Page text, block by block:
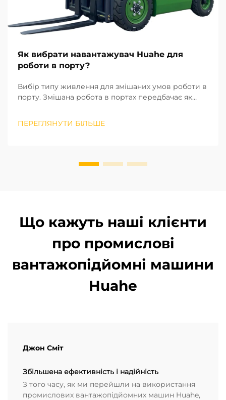
Як вибрати навантажувач Huahe для
роботи в порту?
Вибір типу живлення для змішаних умов роботи в
порту. Змішана робота в портах передбачає як
розвантаження на відкритих територіях. Тому тип
ПЕРЕГЛЯНУТИ БІЛЬШЕ
Що кажуть наші клієнти
про промислові
вантажопідйомні машини
Huahe
Джон Сміт
Збільшена ефективність і надійність
З того часу, як ми перейшли на використання
промислових вантажопідйомних машин Huahe,